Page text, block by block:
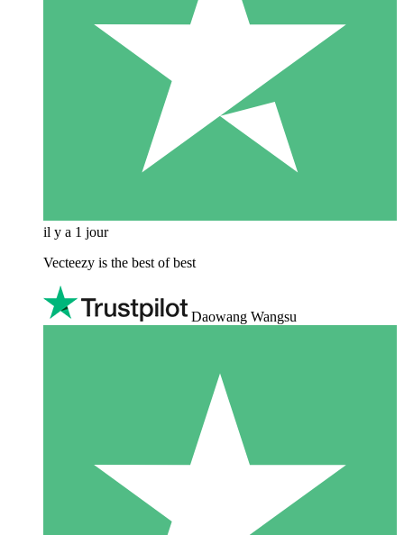
il y a 1 jour
Vecteezy is the best of best
Daowang Wangsu